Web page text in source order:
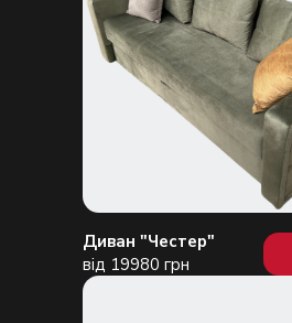
Диван "Честер"
від 19980 грн